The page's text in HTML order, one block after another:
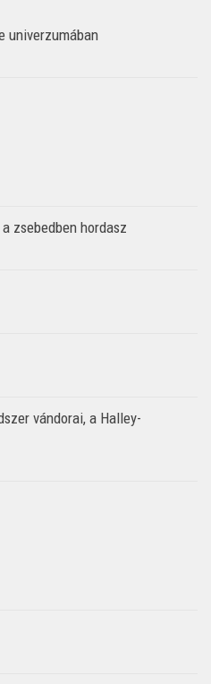
univerzumában
zsebedben hordasz
vándorai, a Halley-